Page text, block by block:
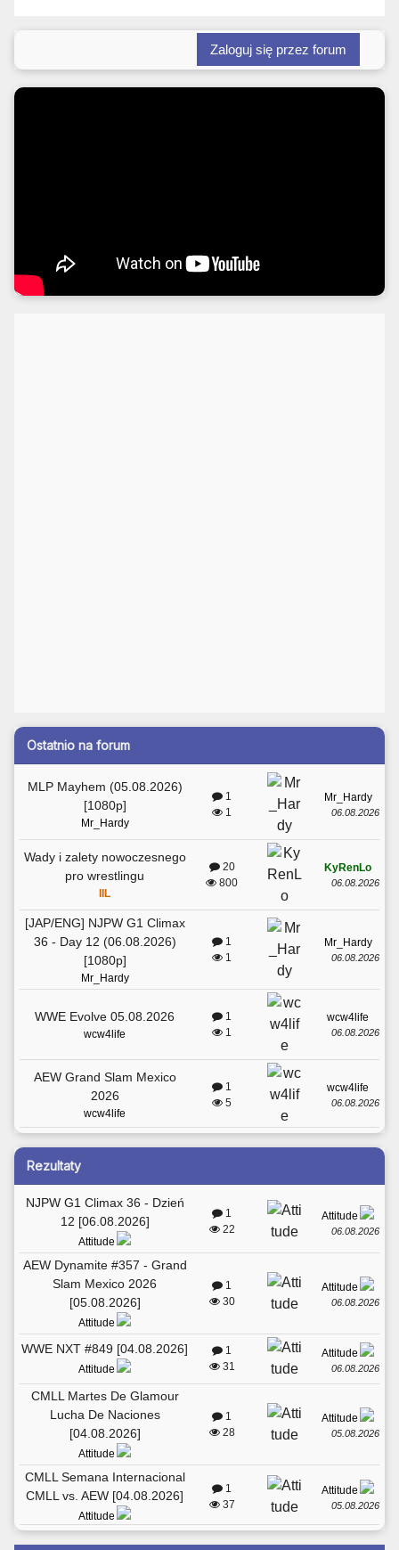
Zaloguj się przez forum
Ostatnio na forum
MLP Mayhem (05.08.2026)
[1080p]
Mr_Hardy
1
1
Mr_Hardy
06.08.2026
Wady i zalety nowoczesnego
pro wrestlingu
IIL
20
800
KyRenLo
06.08.2026
[JAP/ENG] NJPW G1 Climax
36 - Day 12 (06.08.2026)
[1080p]
Mr_Hardy
1
1
Mr_Hardy
06.08.2026
WWE Evolve 05.08.2026
wcw4life
1
1
wcw4life
06.08.2026
AEW Grand Slam Mexico
2026
wcw4life
1
5
wcw4life
06.08.2026
Rezultaty
NJPW G1 Climax 36 - Dzień
12 [06.08.2026]
Attitude
1
22
Attitude
06.08.2026
AEW Dynamite #357 - Grand
Slam Mexico 2026
[05.08.2026]
Attitude
1
30
Attitude
06.08.2026
WWE NXT #849 [04.08.2026]
Attitude
1
31
Attitude
06.08.2026
CMLL Martes De Glamour
Lucha De Naciones
[04.08.2026]
Attitude
1
28
Attitude
05.08.2026
CMLL Semana Internacional
CMLL vs. AEW [04.08.2026]
Attitude
1
37
Attitude
05.08.2026